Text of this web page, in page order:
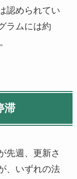
認められてい
ラムには約
滞
先週、更新さ
、いずれの法